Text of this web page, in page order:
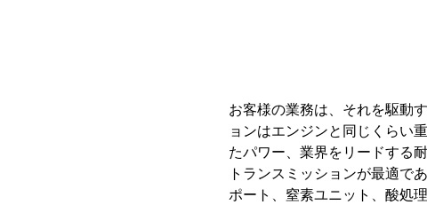
お客様の業務は、それを駆動
ョンはエンジンと同じくらい
たパワー、業界をリードする
トランスミッションが最適で
ポート、窒素ユニット、酸処